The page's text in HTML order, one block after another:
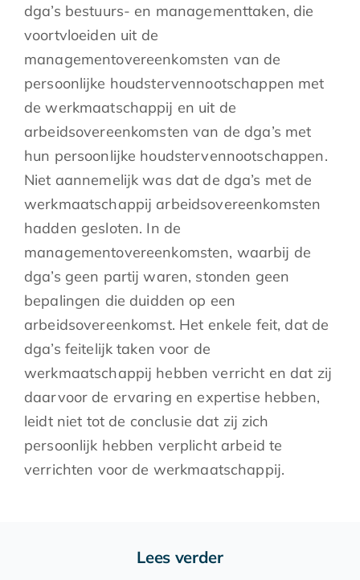
dga’s bestuurs- en managementtaken, die
voortvloeiden uit de
managementovereenkomsten van de
persoonlijke houdstervennootschappen met
de werkmaatschappij en uit de
arbeidsovereenkomsten van de dga’s met
hun persoonlijke houdstervennootschappen.
Niet aannemelijk was dat de dga’s met de
werkmaatschappij arbeidsovereenkomsten
hadden gesloten. In de
managementovereenkomsten, waarbij de
dga’s geen partij waren, stonden geen
bepalingen die duidden op een
arbeidsovereenkomst. Het enkele feit, dat de
dga’s feitelijk taken voor de
werkmaatschappij hebben verricht en dat zij
daarvoor de ervaring en expertise hebben,
leidt niet tot de conclusie dat zij zich
persoonlijk hebben verplicht arbeid te
verrichten voor de werkmaatschappij.
Lees verder